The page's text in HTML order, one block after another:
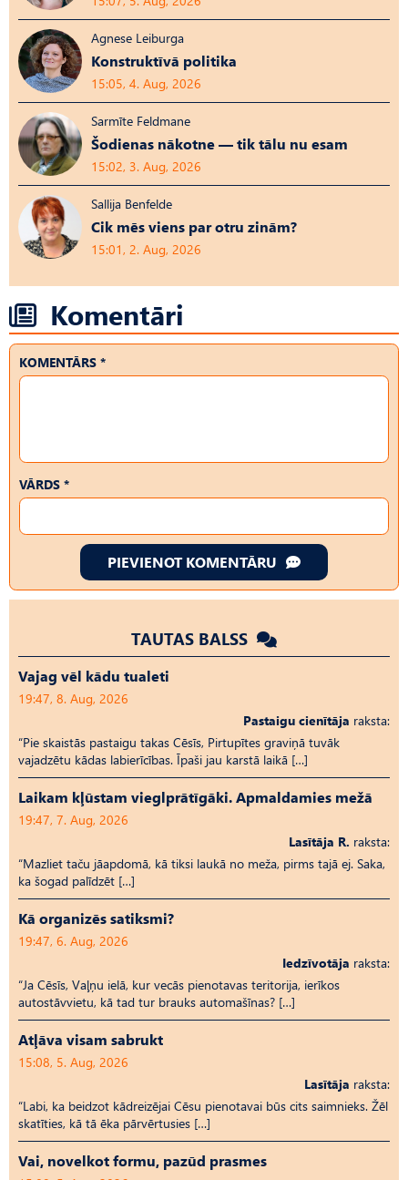
Agnese Leiburga
Konstruktīvā politika
15:05, 4. Aug, 2026
Sarmīte Feldmane
Šodienas nākotne — tik tālu nu esam
15:02, 3. Aug, 2026
Sallija Benfelde
Cik mēs viens par otru zinām?
15:01, 2. Aug, 2026
Komentāri
KOMENTĀRS *
VĀRDS *
PIEVIENOT KOMENTĀRU
TAUTAS BALSS
Vajag vēl kādu tualeti
19:47, 8. Aug, 2026
Pastaigu cienītāja raksta:
“Pie skaistās pastaigu takas Cēsīs, Pirtupītes graviņā tuvāk
vajadzētu kādas labierīcības. Īpaši jau karstā laikā […]
Laikam kļūstam vieglprātīgāki. Apmaldamies mežā
19:47, 7. Aug, 2026
Lasītāja R. raksta:
“Mazliet taču jāapdomā, kā tiksi laukā no meža, pirms tajā ej. Saka,
ka šogad palīdzēt […]
Kā organizēs satiksmi?
19:47, 6. Aug, 2026
Iedzīvotāja raksta:
“Ja Cēsīs, Vaļņu ielā, kur vecās pienotavas teritorija, ierīkos
autostāvvietu, kā tad tur brauks automašīnas? […]
Atļāva visam sabrukt
15:08, 5. Aug, 2026
Lasītāja raksta:
“Labi, ka beidzot kādreizējai Cēsu pienotavai būs cits saimnieks. Žēl
skatīties, kā tā ēka pārvērtusies […]
Vai, novelkot formu, pazūd prasmes